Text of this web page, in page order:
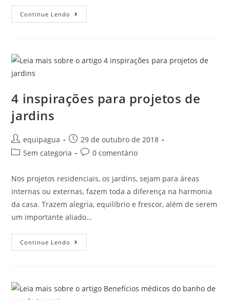
Continue Lendo
4 inspirações para projetos de
jardins
equipagua
29 de outubro de 2018
Sem categoria
0 comentário
Nos projetos residenciais, os jardins, sejam para áreas
internas ou externas, fazem toda a diferença na harmonia
da casa. Trazem alegria, equilíbrio e frescor, além de serem
um importante aliado…
Continue Lendo